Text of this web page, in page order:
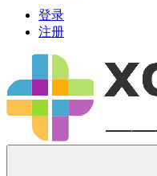
登录
注册